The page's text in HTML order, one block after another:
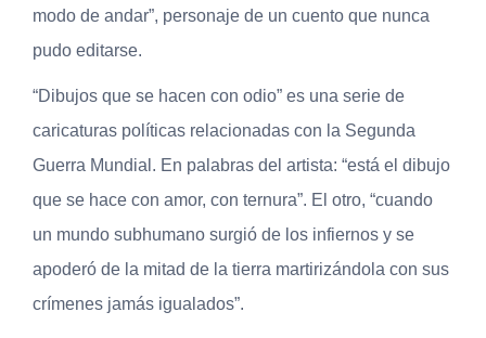
modo de andar”, personaje de un cuento que nunca
pudo editarse.
“Dibujos que se hacen con odio” es una serie de
caricaturas políticas relacionadas con la Segunda
Guerra Mundial. En palabras del artista: “está el dibujo
que se hace con amor, con ternura”. El otro, “cuando
un mundo subhumano surgió de los infiernos y se
apoderó de la mitad de la tierra martirizándola con sus
crímenes jamás igualados”.